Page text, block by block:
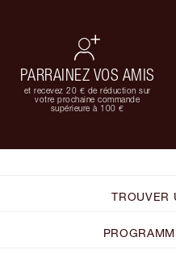
PARRAINEZ VOS AMIS
et recevez 20 € de réduction sur
votre prochaine commande
supérieure à 100 €
TROUVER